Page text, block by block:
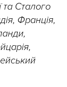
та Сталого
Франція,